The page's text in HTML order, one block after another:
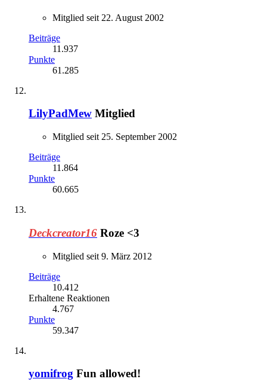
Mitglied seit 22. August 2002
Beiträge
11.937
Punkte
61.285
LilyPadMew Mitglied
Mitglied seit 25. September 2002
Beiträge
11.864
Punkte
60.665
Deckcreator16 Roze <3
Mitglied seit 9. März 2012
Beiträge
10.412
Erhaltene Reaktionen
4.767
Punkte
59.347
yomifrog Fun allowed!